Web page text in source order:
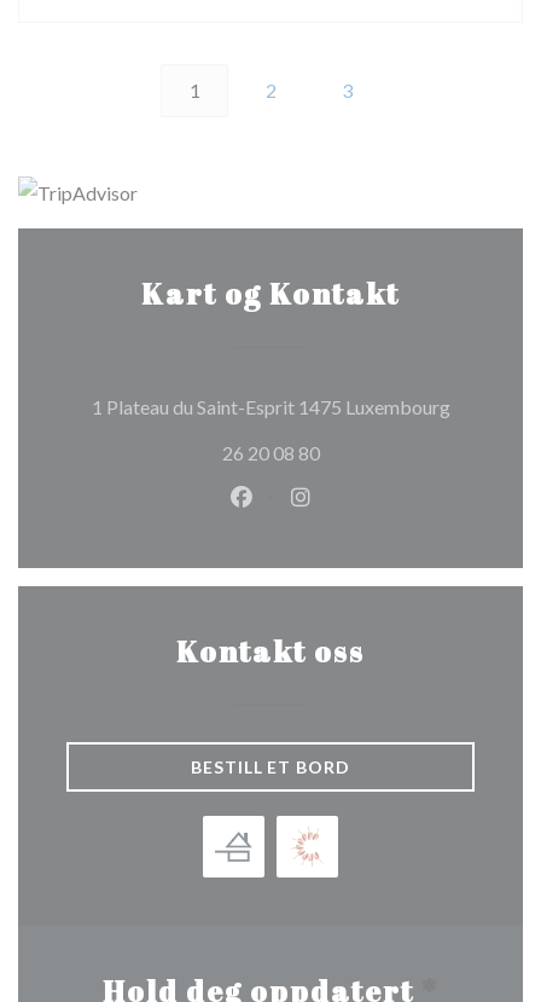
1 2 3
Kart og Kontakt
1 Plateau du Saint-Esprit 1475 Luxembourg((åpner i
26 20 08 80
Facebook ((åpner i et nytt
Instagram ((åpner i et
Kontakt oss
BESTILL ET BORD
Hold deg oppdatert